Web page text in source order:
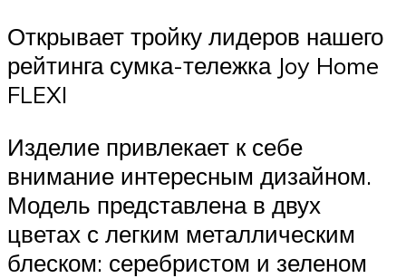
Открывает тройку лидеров нашего
рейтинга сумка-тележка Joy Home
FLEXI
Изделие привлекает к себе
внимание интересным дизайном.
Модель представлена в двух
цветах с легким металлическим
блеском: серебристом и зеленом